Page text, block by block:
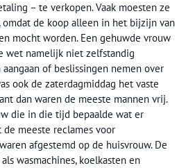
– te verkopen. Vaak moesten ze
omdat de koop alleen in het bijzijn van
mocht worden. Een gehuwde vrouw
wet namelijk niet zelfstandig
of beslissingen nemen over
ook de zaterdagmiddag het vaste
dan waren de meeste mannen vrij.
die in die tijd bepaalde wat er
de meeste reclames voor
afgestemd op de huisvrouw. De
als wasmachines, koelkasten en